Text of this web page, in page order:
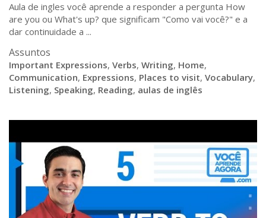
Aula de ingles você aprende a responder a pergunta How
are you ou What's up? que significam "Como vai você?" e a
dar continuidade a ...
Assuntos
Important Expressions, Verbs, Writing, Home,
Communication, Expressions, Places to visit, Vocabulary,
Listening, Speaking, Reading, aulas de inglês